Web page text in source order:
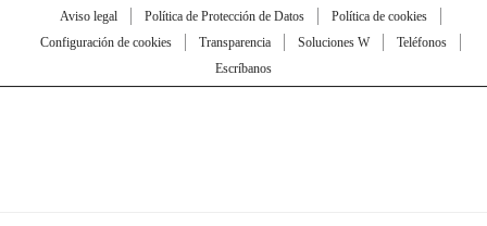
Aviso legal Política de Protección de Datos
Política de cookies
Configuración de cookies
Transparencia Soluciones W
Teléfonos
Escríbanos